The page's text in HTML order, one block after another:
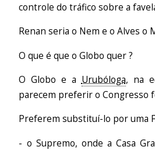
controle do tráfico sobre a
Renan seria o Nem e o Alves o
O que é que o Globo quer ?
O Globo e a Urubóloga, na
parecem preferir o Congresso
Preferem substituí-lo por uma
- o Supremo, onde a Casa